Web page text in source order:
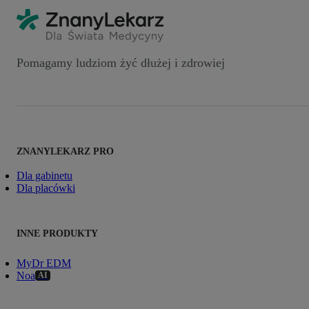
Pomagamy ludziom żyć dłużej i zdrowiej
ZNANYLEKARZ PRO
Dla gabinetu
Dla placówki
INNE PRODUKTY
MyDr EDM
Noa AI